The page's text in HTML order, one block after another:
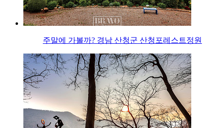
주말에 가볼까? 경남 산청군 산청포레스트정원